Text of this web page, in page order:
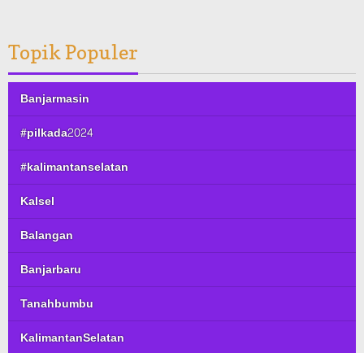
Topik Populer
Banjarmasin
#pilkada2024
#kalimantanselatan
Kalsel
Balangan
Banjarbaru
Tanahbumbu
KalimantanSelatan